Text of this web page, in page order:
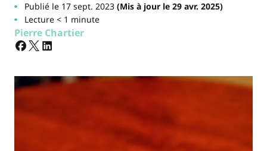
Publié le 17 sept. 2023(Mis à jour le 29 avr. 2025)
Lecture < 1 minute
Pierre Chartier